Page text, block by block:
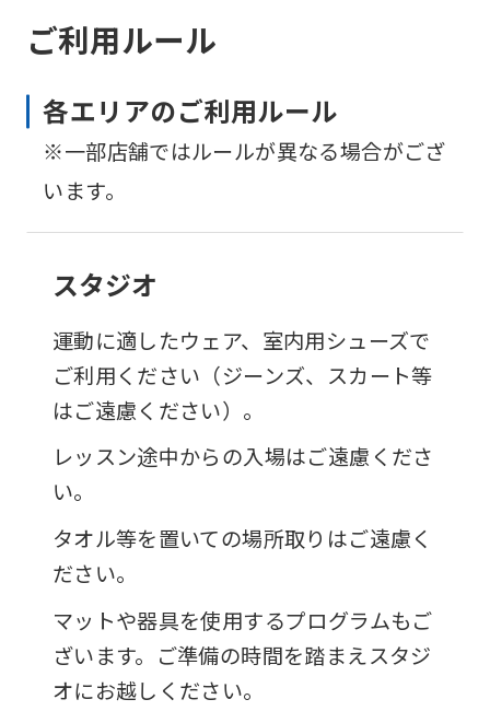
ご利用ルール
各エリアのご利用ルール
※一部店舗ではルールが異なる場合がござ
います。
スタジオ
運動に適したウェア、室内用シューズで
ご利用ください（ジーンズ、スカート等
はご遠慮ください）。
レッスン途中からの入場はご遠慮くださ
い。
タオル等を置いての場所取りはご遠慮く
ださい。
マットや器具を使用するプログラムもご
ざいます。ご準備の時間を踏まえスタジ
オにお越しください。